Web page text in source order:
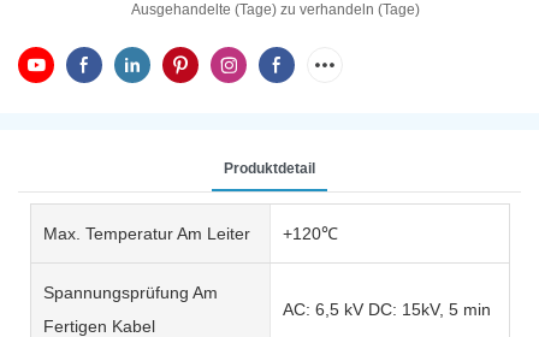
Ausgehandelte (Tage) zu verhandeln (Tage)
Produktdetail
Max. Temperatur Am Leiter +120℃
Spannungsprüfung Am
Fertigen Kabel
AC: 6,5 kV DC: 15kV, 5 min